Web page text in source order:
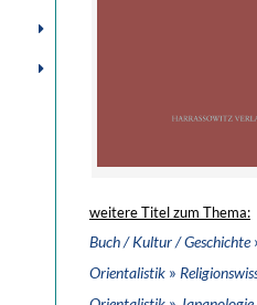
weitere Titel zum Thema:
Buch / Kultur / Geschichte
Orientalistik »